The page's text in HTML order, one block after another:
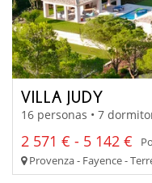
VILLA JUDY
16 personas • 7
2 571 € - 5 142 €
Provenza - Fayence -